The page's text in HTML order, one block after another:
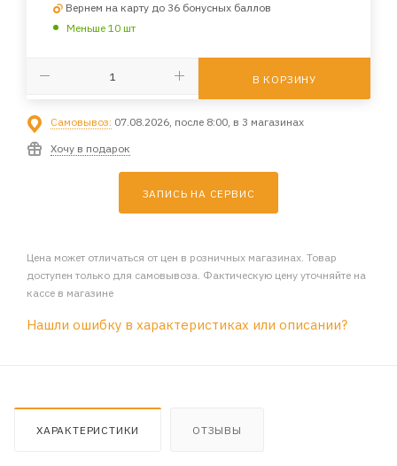
Вернем на карту до 36 бонусных баллов
Меньше 10 шт
В КОРЗИНУ
Самовывоз: 07.08.2026, после 8:00, в 3 магазинах
Хочу в подарок
ЗАПИСЬ НА СЕРВИС
Цена может отличаться от цен в розничных магазинах. Товар
доступен только для самовывоза. Фактическую цену уточняйте на
кассе в магазине
Нашли ошибку в характеристиках или описании?
ХАРАКТЕРИСТИКИ ОТЗЫВЫ